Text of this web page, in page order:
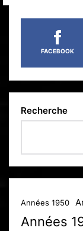
FACEBOOK
Recherche
Années 1950
Années